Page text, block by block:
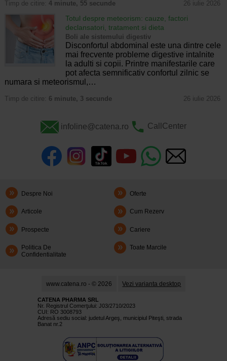
Timp de citire: 4 minute, 55 secunde 26 iulie 2026
Totul despre meteorism: cauze, factori
declansatori, tratament si dieta
Boli ale sistemului digestiv
Disconfortul abdominal este una dintre cele
mai frecvente probleme digestive intalnite
la adulti si copii. Printre manifestarile care
pot afecta semnificativ confortul zilnic se
numara si meteorismul,…
Timp de citire: 6 minute, 3 secunde 26 iulie 2026
infoline@catena.ro CallCenter
Despre Noi Oferte
Articole Cum Rezerv
Prospecte Cariere
Politica De
Confidentialitate
Toate Marcile
www.catena.ro - © 2026 Vezi varianta desktop
CATENA PHARMA SRL
Nr. Registrul Comerţului: J03/2710/2023
CUI: RO 3008793
Adresă sediu social: judetul Argeş, municipiul Piteşti, strada
Banat nr.2